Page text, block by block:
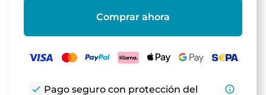
Comprar ahora
check Pago seguro con protección del
info_outline